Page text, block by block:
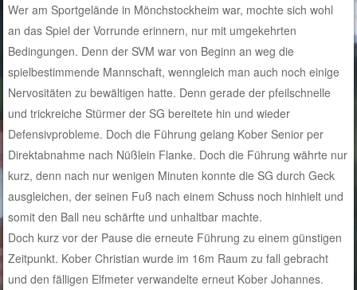
Wer am Sportgelände in Mönchstockheim war, mochte sich wohl
an das Spiel der Vorrunde erinnern, nur mit umgekehrten
Bedingungen. Denn der SVM war von Beginn an weg die
spielbestimmende Mannschaft, wenngleich man auch noch einige
Nervositäten zu bewältigen hatte. Denn gerade der pfeilschnelle
und trickreiche Stürmer der SG bereitete hin und wieder
Defensivprobleme. Doch die Führung gelang Kober Senior per
Direktabnahme nach Nüßlein Flanke. Doch die Führung währte nur
kurz, denn nach nur wenigen Minuten konnte die SG durch Geck
ausgleichen, der seinen Fuß nach einem Schuss noch hinhielt und
somit den Ball neu schärfte und unhaltbar machte.
Doch kurz vor der Pause die erneute Führung zu einem günstigen
Zeitpunkt. Kober Christian wurde im 16m Raum zu fall gebracht
und den fälligen Elfmeter verwandelte erneut Kober Johannes.